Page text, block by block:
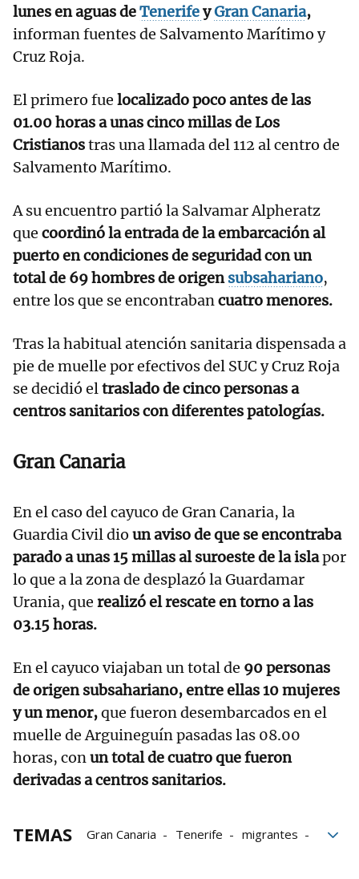
lunes en aguas deTenerifeyGran Canaria,
informan fuentes de Salvamento Marítimo y
Cruz Roja.
El primero fue localizado poco antes de las
01.00 horas a unas cinco millas de Los
Cristianostras una llamada del 112 al centro de
Salvamento Marítimo.
A su encuentro partió la Salvamar Alpheratz
que coordinó la entrada de la embarcación al
puerto en condiciones de seguridad con un
total de 69 hombres de origensubsahariano,
entre los que se encontrabancuatro menores.
Tras la habitual atención sanitaria dispensada a
pie de muelle por efectivos del SUC y Cruz Roja
se decidió eltraslado de cinco personas a
centros sanitarios con diferentes patologías.
Gran Canaria
En el caso del cayuco de Gran Canaria, la
Guardia Civil dio un aviso de que se encontraba
parado a unas 15 millas al suroeste de la islapor
lo que a la zona de desplazó la Guardamar
Urania, que realizó el rescate en torno a las
03.15 horas.
En el cayuco viajaban un total de 90 personas
de origen subsahariano, entre ellas 10 mujeres
y un menor,que fueron desembarcados en el
muelle de Arguineguín pasadas las 08.00
horas, conun total de cuatro que fueron
derivadas a centros sanitarios.
TEMAS Gran Canaria Tenerife
migrantes